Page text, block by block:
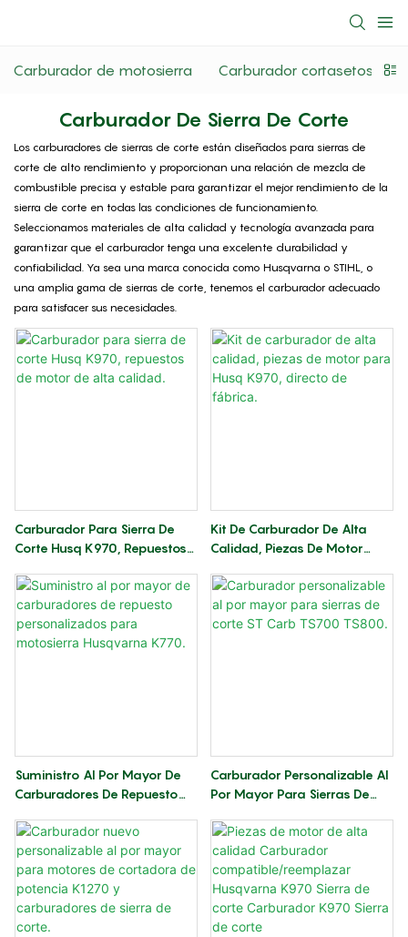
Carburador de motosierra Carburador cortasetos
Carburador De Sierra De Corte
Los carburadores de sierras de corte están diseñados para sierras de
corte de alto rendimiento y proporcionan una relación de mezcla de
combustible precisa y estable para garantizar el mejor rendimiento de la
sierra de corte en todas las condiciones de funcionamiento.
Seleccionamos materiales de alta calidad y tecnología avanzada para
garantizar que el carburador tenga una excelente durabilidad y
confiabilidad. Ya sea una marca conocida como Husqvarna o STIHL, o
una amplia gama de sierras de corte, tenemos el carburador adecuado
para satisfacer sus necesidades.
Carburador Para Sierra De
Corte Husq K970, Repuestos
Kit De Carburador De Alta
Calidad, Piezas De Motor
Fábrica.
Suministro Al Por Mayor De
Carburadores De Repuesto
Motosierra Husqvarna K770.
Carburador Personalizable Al
Por Mayor Para Sierras De